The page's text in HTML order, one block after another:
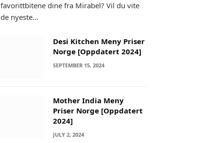
favorittbitene dine fra Mirabel? Vil du vite
de nyeste…
Desi Kitchen Meny Priser
Norge [Oppdatert 2024]
SEPTEMBER 15, 2024
Mother India Meny
Priser Norge [Oppdatert
2024]
JULY 2, 2024